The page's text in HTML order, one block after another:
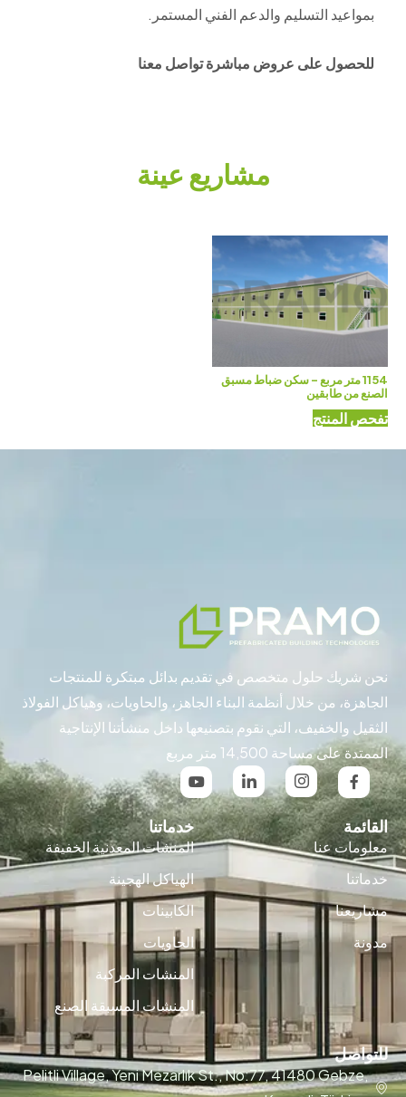
بمواعيد التسليم والدعم الفني المستمر.
للحصول على عروض مباشرة تواصل معنا
مشاريع عينة
1154 متر مربع – سكن ضباط مسبق
الصنع من طابقين
تفحص المنتج
نحن شريك حلول متخصص في تقديم بدائل مبتكرة للمنتجات
الجاهزة، من خلال أنظمة البناء الجاهز، والحاويات، وهياكل الفولاذ
الثقيل والخفيف، التي نقوم بتصنيعها داخل منشأتنا الإنتاجية
الممتدة على مساحة 14,500 متر مربع
القائمة
معلومات عنا
خدماتنا
مشاريعنا
مدونة
خدماتنا
المنشات المعدنية الخفيفة
الهياكل الهجينة
الكابينات
الحاويات
المنشات المركبة
المنشات المسبقة الصنع
للتواصل
Pelitli Village, Yeni Mezarlık St., No:77, 41480 Gebze,